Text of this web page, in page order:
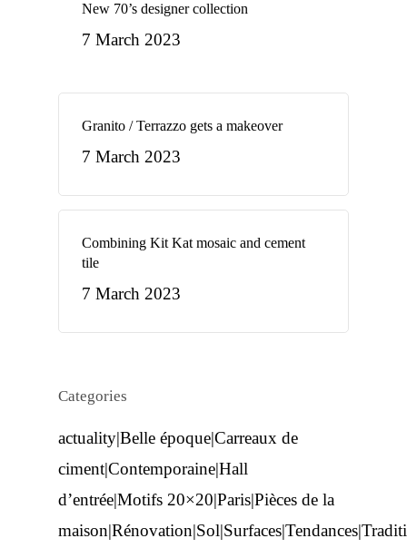
New 70’s designer collection
7 March 2023
Granito / Terrazzo gets a makeover
7 March 2023
Combining Kit Kat mosaic and cement
tile
7 March 2023
Categories
actuality|Belle époque|Carreaux de
ciment|Contemporaine|Hall
d’entrée|Motifs 20×20|Paris|Pièces de la